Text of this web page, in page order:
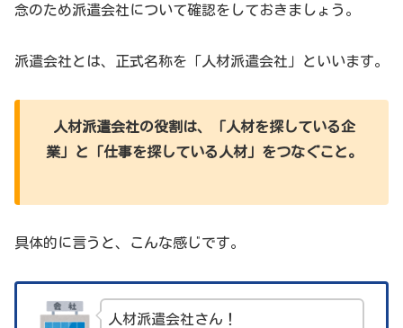
念のため派遣会社について確認をしておきましょう。
派遣会社とは、正式名称を「人材派遣会社」といいます。
人材派遣会社の役割は、「人材を探している企
業」と「仕事を探している人材」をつなぐこと。
具体的に言うと、こんな感じです。
人材派遣会社さん！